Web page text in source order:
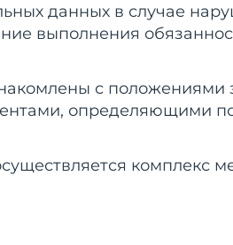
данных в случае
выполнения
с положениями
определяющими
комплекс